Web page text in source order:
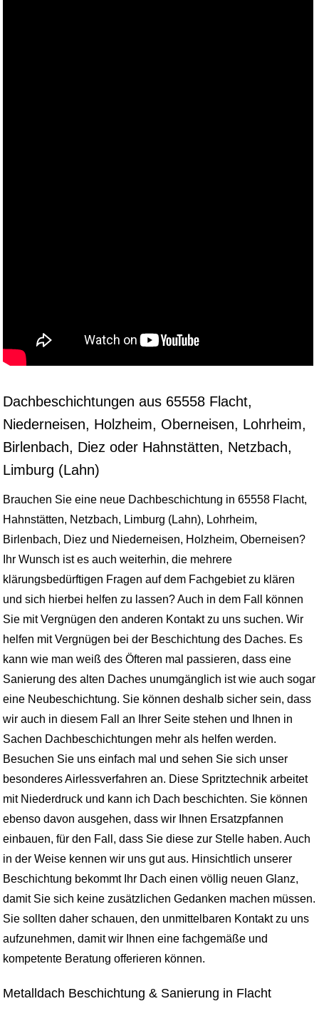
Dachbeschichtungen aus 65558 Flacht,
Niederneisen, Holzheim, Oberneisen, Lohrheim,
Birlenbach, Diez oder Hahnstätten, Netzbach,
Limburg (Lahn)
Brauchen Sie eine neue Dachbeschichtung in 65558 Flacht,
Hahnstätten, Netzbach, Limburg (Lahn), Lohrheim,
Birlenbach, Diez und Niederneisen, Holzheim, Oberneisen?
Ihr Wunsch ist es auch weiterhin, die mehrere
klärungsbedürftigen Fragen auf dem Fachgebiet zu klären
und sich hierbei helfen zu lassen? Auch in dem Fall können
Sie mit Vergnügen den anderen Kontakt zu uns suchen. Wir
helfen mit Vergnügen bei der Beschichtung des Daches. Es
kann wie man weiß des Öfteren mal passieren, dass eine
Sanierung des alten Daches unumgänglich ist wie auch sogar
eine Neubeschichtung. Sie können deshalb sicher sein, dass
wir auch in diesem Fall an Ihrer Seite stehen und Ihnen in
Sachen Dachbeschichtungen mehr als helfen werden.
Besuchen Sie uns einfach mal und sehen Sie sich unser
besonderes Airlessverfahren an. Diese Spritztechnik arbeitet
mit Niederdruck und kann ich Dach beschichten. Sie können
ebenso davon ausgehen, dass wir Ihnen Ersatzpfannen
einbauen, für den Fall, dass Sie diese zur Stelle haben. Auch
in der Weise kennen wir uns gut aus. Hinsichtlich unserer
Beschichtung bekommt Ihr Dach einen völlig neuen Glanz,
damit Sie sich keine zusätzlichen Gedanken machen müssen.
Sie sollten daher schauen, den unmittelbaren Kontakt zu uns
aufzunehmen, damit wir Ihnen eine fachgemäße und
kompetente Beratung offerieren können.
Metalldach Beschichtung & Sanierung in Flacht